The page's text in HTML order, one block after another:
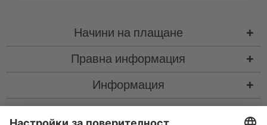
Начини на плащане
Правна информация
Информация